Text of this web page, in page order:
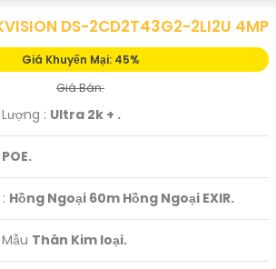
DS-2CD2T43G2-2LI2U 4MP
Giá Khuyến Mại: 45%
Giá Bán:
: Ultra 2k + .
Hồng Ngoại 60m Hồng Ngoại EXIR.
Thân Kim loại.